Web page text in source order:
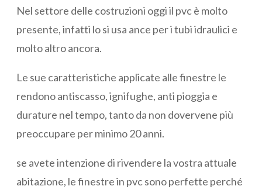
Nel settore delle costruzioni oggi il pvc è molto
presente, infatti lo si usa ance per i tubi idraulici e
molto altro ancora.
Le sue caratteristiche applicate alle finestre le
rendono antiscasso, ignifughe, anti pioggia e
durature nel tempo, tanto da non dovervene più
preoccupare per minimo 20 anni.
se avete intenzione di rivendere la vostra attuale
abitazione, le finestre in pvc sono perfette perché